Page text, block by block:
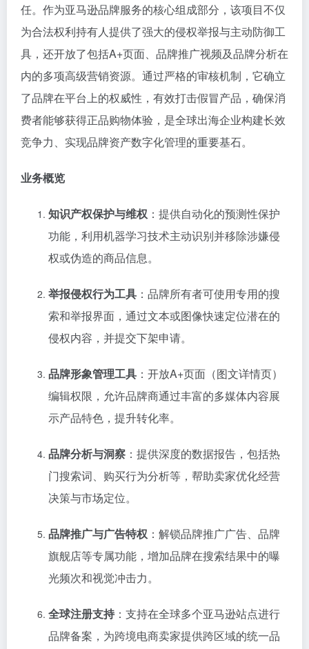
任。作为亚马逊品牌服务的核心组成部分，该项目不仅
为合法权利持有人提供了强大的侵权举报与主动防御工
具，还开放了包括A+页面、品牌推广视频及品牌分析在
内的多项高级营销资源。通过严格的审核机制，它确立
了品牌在平台上的权威性，有效打击假冒产品，确保消
费者能够获得正品购物体验，是全球出海企业构建长效
竞争力、实现品牌资产数字化管理的重要基石。
业务概览
知识产权保护与维权 ：提供自动化的预测性保护
功能，利用机器学习技术主动识别并移除涉嫌侵
权或伪造的商品信息。
举报侵权行为工具 ：品牌所有者可使用专用的搜
索和举报界面，通过文本或图像快速定位潜在的
侵权内容，并提交下架申请。
品牌形象管理工具 ：开放A+页面（图文详情页）
编辑权限，允许品牌商通过丰富的多媒体内容展
示产品特色，提升转化率。
品牌分析与洞察 ：提供深度的数据报告，包括热
门搜索词、购买行为分析等，帮助卖家优化经营
决策与市场定位。
品牌推广与广告特权 ：解锁品牌推广广告、品牌
旗舰店等专属功能，增加品牌在搜索结果中的曝
光频次和视觉冲击力。
全球注册支持 ：支持在全球多个亚马逊站点进行
品牌备案，为跨境电商卖家提供跨区域的统一品